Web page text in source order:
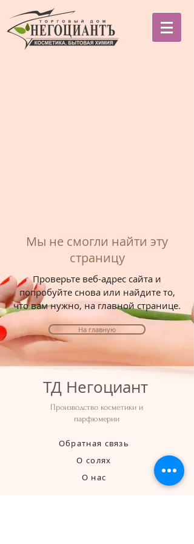
Мы не смогли найти эту
страницу
Проверьте веб-адрес сайта и
попробуйте снова или найдите то,
что вам нужно, на главной странице.
На главную
ТД Негоциант
Производство косметики и
парфюмерии
Обратная связь
О солях
О нас